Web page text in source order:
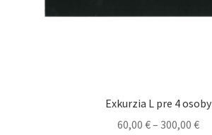
Exkurzia L pre 4 osoby
60,00 €– 300,00 €